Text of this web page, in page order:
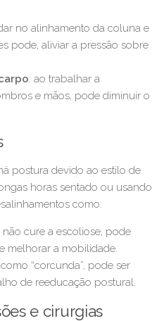
no alinhamento da coluna e
pode, aliviar a pressão sobre
: ao trabalhar a
e mãos, pode diminuir o
postura devido ao estilo de
horas sentado ou usando
como:
não cure a escoliose, pode
melhorar a mobilidade.
“corcunda”, pode ser
de reeducação postural.
e cirurgias